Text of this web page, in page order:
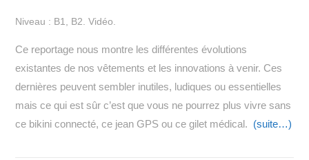
Niveau : B1, B2. Vidéo.
Ce reportage nous montre les différentes évolutions
existantes de nos vêtements et les innovations à venir. Ces
dernières peuvent sembler inutiles, ludiques ou essentielles
mais ce qui est sûr c’est que vous ne pourrez plus vivre sans
ce bikini connecté, ce jean GPS ou ce gilet médical. (suite…)